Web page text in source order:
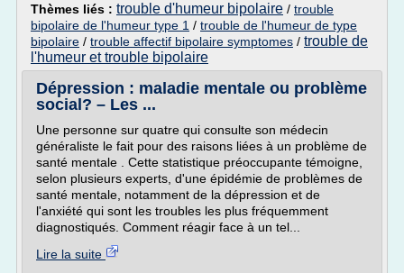
Thèmes liés : trouble d'humeur bipolaire / trouble
bipolaire de l'humeur type 1 / trouble de l'humeur de type
bipolaire / trouble affectif bipolaire symptomes / trouble de
l'humeur et trouble bipolaire
Dépression : maladie mentale ou problème
social? – Les ...
Une personne sur quatre qui consulte son médecin
généraliste le fait pour des raisons liées à un problème de
santé mentale . Cette statistique préoccupante témoigne,
selon plusieurs experts, d'une épidémie de problèmes de
santé mentale, notamment de la dépression et de
l'anxiété qui sont les troubles les plus fréquemment
diagnostiqués. Comment réagir face à un tel...
Lire la suite